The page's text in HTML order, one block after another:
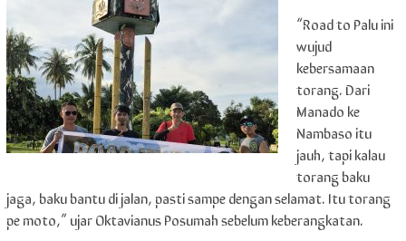
“Road to Palu ini
wujud
kebersamaan
torang. Dari
Manado ke
Nambaso itu
jauh, tapi kalau
torang baku
jaga, baku bantu di jalan, pasti sampe dengan selamat. Itu torang
pe moto,” ujar Oktavianus Posumah sebelum keberangkatan.